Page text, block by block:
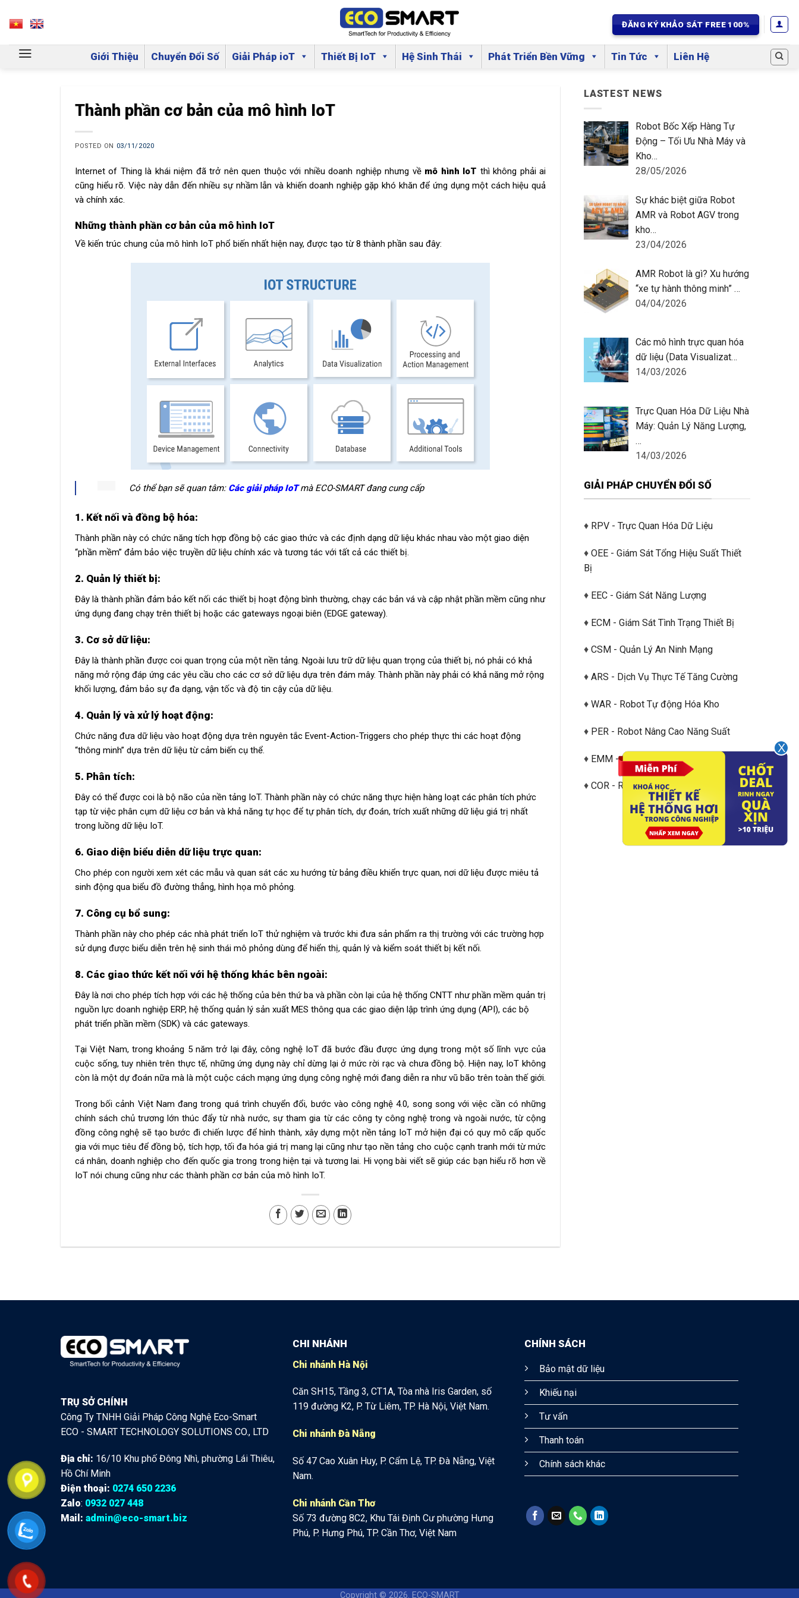
VN EN ĐĂNG KÝ KHẢO SÁT FREE 100%
Giới Thiệu Chuyển Đổi Số Giải Pháp ioT Thiết Bị IoT Hệ Sinh Thái Phát Triển Bền Vững Tin Tức Liên Hệ
Thành phần cơ bản của mô hình IoT
POSTED ON 03/11/2020
Internet of Thing là khái niệm đã trở nên quen thuộc với nhiều doanh nghiệp nhưng về mô hình IoT thì không phải ai
cũng hiểu rõ. Việc này dẫn đến nhiều sự nhầm lẫn và khiến doanh nghiệp gặp khó khăn để ứng dụng một cách hiệu quả
và chính xác.
Những thành phần cơ bản của mô hình IoT
Về kiến trúc chung của mô hình IoT phổ biến nhất hiện nay, được tạo từ 8 thành phần sau đây:
Có thể bạn sẽ quan tâm: Các giải pháp IoTmà ECO-SMART đang cung cấp
1. Kết nối và đồng bộ hóa:
Thành phần này có chức năng tích hợp đồng bộ các giao thức và các định dạng dữ liệu khác nhau vào một giao diện
“phần mềm” đảm bảo việc truyền dữ liệu chính xác và tương tác với tất cả các thiết bị.
2. Quản lý thiết bị:
Đây là thành phần đảm bảo kết nối các thiết bị hoạt động bình thường, chạy các bản vá và cập nhật phần mềm cũng như
ứng dụng đang chạy trên thiết bị hoặc các gateways ngoại biên (EDGE gateway).
3. Cơ sở dữ liệu:
Đây là thành phần được coi quan trọng của một nền tảng. Ngoài lưu trữ dữ liệu quan trọng của thiết bị, nó phải có khả
năng mở rộng đáp ứng các yêu cầu cho các cơ sở dữ liệu dựa trên đám mây. Thành phần này phải có khả năng mở rộng
khối lượng, đảm bảo sự đa dạng, vận tốc và độ tin cậy của dữ liệu.
4. Quản lý và xử lý hoạt động:
Chức năng đưa dữ liệu vào hoạt động dựa trên nguyên tắc Event-Action-Triggers cho phép thực thi các hoạt động
“thông minh” dựa trên dữ liệu từ cảm biến cụ thể.
5. Phân tích:
Đây có thể được coi là bộ não của nền tảng IoT. Thành phần này có chức năng thực hiện hàng loạt các phân tích phức
tạp từ việc phân cụm dữ liệu cơ bản và khả năng tự học để tự phân tích, dự đoán, trích xuất những dữ liệu giá trị nhất
trong luồng dữ liệu IoT.
6. Giao diện biểu diễn dữ liệu trực quan:
Cho phép con người xem xét các mẫu và quan sát các xu hướng từ bảng điều khiển trực quan, nơi dữ liệu được miêu tả
sinh động qua biểu đồ đường thẳng, hình họa mô phỏng.
7. Công cụ bổ sung:
Thành phần này cho phép các nhà phát triển IoT thử nghiệm và trước khi đưa sản phẩm ra thị trường với các trường hợp
sử dụng được biểu diễn trên hệ sinh thái mô phỏng dùng để hiển thị, quản lý và kiểm soát thiết bị kết nối.
8. Các giao thức kết nối với hệ thống khác bên ngoài:
Đây là nơi cho phép tích hợp với các hệ thống của bên thứ ba và phần còn lại của hệ thống CNTT như phần mềm quản trị
nguồn lực doanh nghiệp ERP, hệ thống quản lý sản xuất MES thông qua các giao diện lập trình ứng dụng (API), các bộ
phát triển phần mềm (SDK) và các gateways.
Tại Việt Nam, trong khoảng 5 năm trở lại đây, công nghệ IoT đã bước đầu được ứng dụng trong một số lĩnh vực của
cuộc sống, tuy nhiên trên thực tế, những ứng dụng này chỉ dừng lại ở mức rời rạc và chưa đồng bộ. Hiện nay, IoT không
còn là một dự đoán nữa mà là một cuộc cách mạng ứng dụng công nghệ mới đang diễn ra như vũ bão trên toàn thế giới.
Trong bối cảnh Việt Nam đang trong quá trình chuyển đổi, bước vào công nghệ 4.0, song song với việc cần có những
chính sách chủ trương lớn thúc đẩy từ nhà nước, sự tham gia từ các công ty công nghệ trong và ngoài nước, từ cộng
đồng công nghệ sẽ tạo bước đi chiến lược để hình thành, xây dựng một nền tảng IoT mở hiện đại có quy mô cấp quốc
gia với mục tiêu để đồng bộ, tích hợp, tối đa hóa giá trị mang lại cũng như tạo nền tảng cho cuộc cạnh tranh mới từ mức
cá nhân, doanh nghiệp cho đến quốc gia trong trong hiện tại và tương lai. Hi vọng bài viết sẽ giúp các bạn hiểu rõ hơn về
IoT nói chung cũng như các thành phần cơ bản của mô hình IoT.
LASTEST NEWS
Robot Bốc Xếp Hàng Tự
Động – Tối Ưu Nhà Máy và
Kho…
28/05/2026
Sự khác biệt giữa Robot
AMR và Robot AGV trong
kho…
23/04/2026
AMR Robot là gì? Xu hướng
“xe tự hành thông minh” …
04/04/2026
Các mô hình trực quan hóa
dữ liệu (Data Visualizat…
14/03/2026
Trực Quan Hóa Dữ Liệu Nhà
Máy: Quản Lý Năng Lượng,
…
14/03/2026
GIẢI PHÁP CHUYỂN ĐỔI SỐ
♦ RPV - Trực Quan Hóa Dữ Liệu
♦ OEE - Giám Sát Tổng Hiệu Suất Thiết
Bị
♦ EEC - Giám Sát Năng Lượng
♦ ECM - Giám Sát Tình Trạng Thiết Bị
♦ CSM - Quản Lý An Ninh Mạng
♦ ARS - Dịch Vụ Thực Tế Tăng Cường
♦ WAR - Robot Tự động Hóa Kho
♦ PER - Robot Nâng Cao Năng Suất
♦ EMM - Giám Sát Yếu Tố Môi Trường
♦ COR - Robot Cộng tác
TRỤ SỞ CHÍNH
Công Ty TNHH Giải Pháp Công Nghệ Eco-Smart
ECO - SMART TECHNOLOGY SOLUTIONS CO., LTD
Địa chỉ: 16/10 Khu phố Đông Nhì, phường Lái Thiêu,
Hồ Chí Minh
Điện thoại: 0274 650 2236
Zalo: 0932 027 448
Mail: admin@eco-smart.biz
CHI NHÁNH
Chi nhánh Hà Nội
Căn SH15, Tầng 3, CT1A, Tòa nhà Iris Garden, số
119 đường K2, P. Từ Liêm, TP. Hà Nội, Việt Nam.
Chi nhánh Đà Nẵng
Số 47 Cao Xuân Huy, P. Cẩm Lệ, TP. Đà Nẵng, Việt
Nam.
Chi nhánh Cần Thơ
Số 73 đường 8C2, Khu Tái Định Cư phường Hưng
Phú, P. Hưng Phú, TP. Cần Thơ, Việt Nam
CHÍNH SÁCH
Bảo mật dữ liệu
Khiếu nại
Tư vấn
Thanh toán
Chính sách khác
Copyright © 2026. ECO-SMART